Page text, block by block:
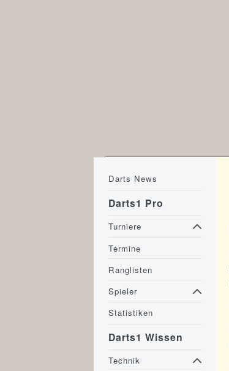
Darts News
Darts1 Pro
Turniere
Termine
Ranglisten
Spieler
Statistiken
Darts1 Wissen
Technik